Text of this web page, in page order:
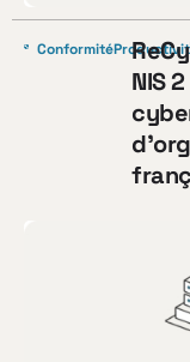
Conformité
NIS